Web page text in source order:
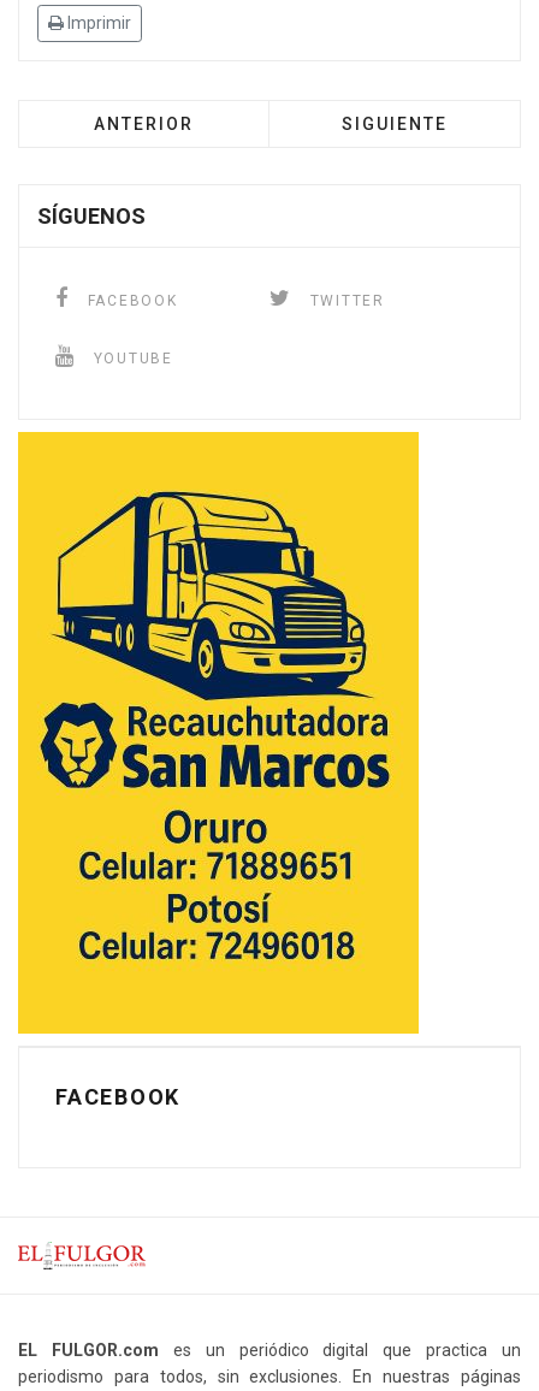
Imprimir
ANTERIOR SIGUIENTE
SÍGUENOS
FACEBOOK TWITTER
YOUTUBE
FACEBOOK
EL FULGOR.com es un periódico digital que practica un
periodismo para todos, sin exclusiones. En nuestras páginas